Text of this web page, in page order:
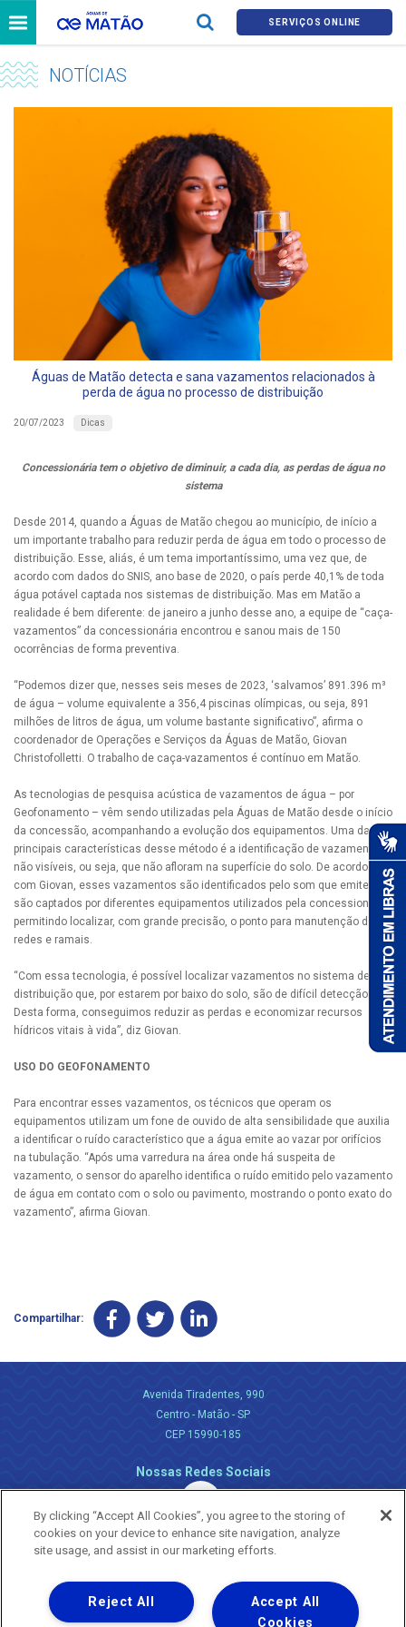
SERVIÇOS ONLINE
NOTÍCIAS
Águas de Matão detecta e sana vazamentos relacionados à
perda de água no processo de distribuição
20/07/2023 Dicas
Concessionária tem o objetivo de diminuir, a cada dia, as perdas de água no
sistema
Desde 2014, quando a Águas de Matão chegou ao município, de início a
um importante trabalho para reduzir perda de água em todo o processo de
distribuição. Esse, aliás, é um tema importantíssimo, uma vez que, de
acordo com dados do SNIS, ano base de 2020, o país perde 40,1% de toda
água potável captada nos sistemas de distribuição. Mas em Matão a
realidade é bem diferente: de janeiro a junho desse ano, a equipe de “caça-
vazamentos” da concessionária encontrou e sanou mais de 150
ocorrências de forma preventiva.
“Podemos dizer que, nesses seis meses de 2023, ‘salvamos’ 891.396 m³
de água – volume equivalente a 356,4 piscinas olímpicas, ou seja, 891
milhões de litros de água, um volume bastante significativo”, afirma o
coordenador de Operações e Serviços da Águas de Matão, Giovan
Christofolletti. O trabalho de caça-vazamentos é contínuo em Matão.
As tecnologias de pesquisa acústica de vazamentos de água – por
Geofonamento – vêm sendo utilizadas pela Águas de Matão desde o início
da concessão, acompanhando a evolução dos equipamentos. Uma das
principais características desse método é a identificação de vazamentos
não visíveis, ou seja, que não afloram na superfície do solo. De acordo
com Giovan, esses vazamentos são identificados pelo som que emitem e
são captados por diferentes equipamentos utilizados pela concessionária,
permitindo localizar, com grande precisão, o ponto para manutenção das
redes e ramais.
“Com essa tecnologia, é possível localizar vazamentos no sistema de
distribuição que, por estarem por baixo do solo, são de difícil detecção.
Desta forma, conseguimos reduzir as perdas e economizar recursos
hídricos vitais à vida”, diz Giovan.
USO DO GEOFONAMENTO
Para encontrar esses vazamentos, os técnicos que operam os
equipamentos utilizam um fone de ouvido de alta sensibilidade que auxilia
a identificar o ruído característico que a água emite ao vazar por orifícios
na tubulação. “Após uma varredura na área onde há suspeita de
vazamento, o sensor do aparelho identifica o ruído emitido pelo vazamento
de água em contato com o solo ou pavimento, mostrando o ponto exato do
vazamento”, afirma Giovan.
Compartilhar:
Avenida Tiradentes, 990
Centro - Matão - SP
CEP 15990-185
Nossas Redes Sociais
Uma empresa
Copyright ® 2026 - Todos os Direitos Reservados.
By clicking “Accept All Cookies”, you agree to the storing of
cookies on your device to enhance site navigation, analyze
site usage, and assist in our marketing efforts.
Accept All
Cookies
Reject All